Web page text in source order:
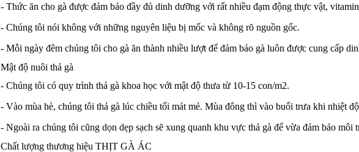
- Thức ăn cho gà được đảm bảo đầy đủ dinh dưỡng với rất nhiều đạm động thực vật,
- Chúng tôi nói không với những nguyên liệu bị mốc và không rõ nguồn gốc.
- Mỗi ngày đêm chúng tôi cho gà ăn thành nhiều lượt để đảm bảo gà luôn được cung cấp
Mật độ nuôi thả gà
- Chúng tôi có quy trình thả gà khoa học với mật độ thưa từ 10-15 con/m2.
- Vào mùa hè, chúng tôi thả gà lúc chiều tối mát mẻ. Mùa đông thì vào buổi trưa khi nhiệt
- Ngoài ra chúng tôi cũng dọn dẹp sạch sẽ xung quanh khu vực thả gà để vừa đảm bảo môi
Chất lượng thương hiệu THỊT GÀ ÁC